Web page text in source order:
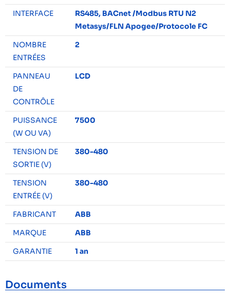
INTERFACE
RS485, BACnet /Modbus RTU N2
Metasys/FLN Apogee/Protocole FC
NOMBRE
ENTRÉES
2
PANNEAU
DE
CONTRÔLE
LCD
PUISSANCE
(W OU VA)
7500
TENSION DE
SORTIE (V)
380-480
TENSION
ENTRÉE (V)
380-480
FABRICANT
ABB
MARQUE
ABB
GARANTIE
1 an
Documents